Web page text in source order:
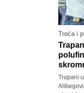
Treća i
Trapani